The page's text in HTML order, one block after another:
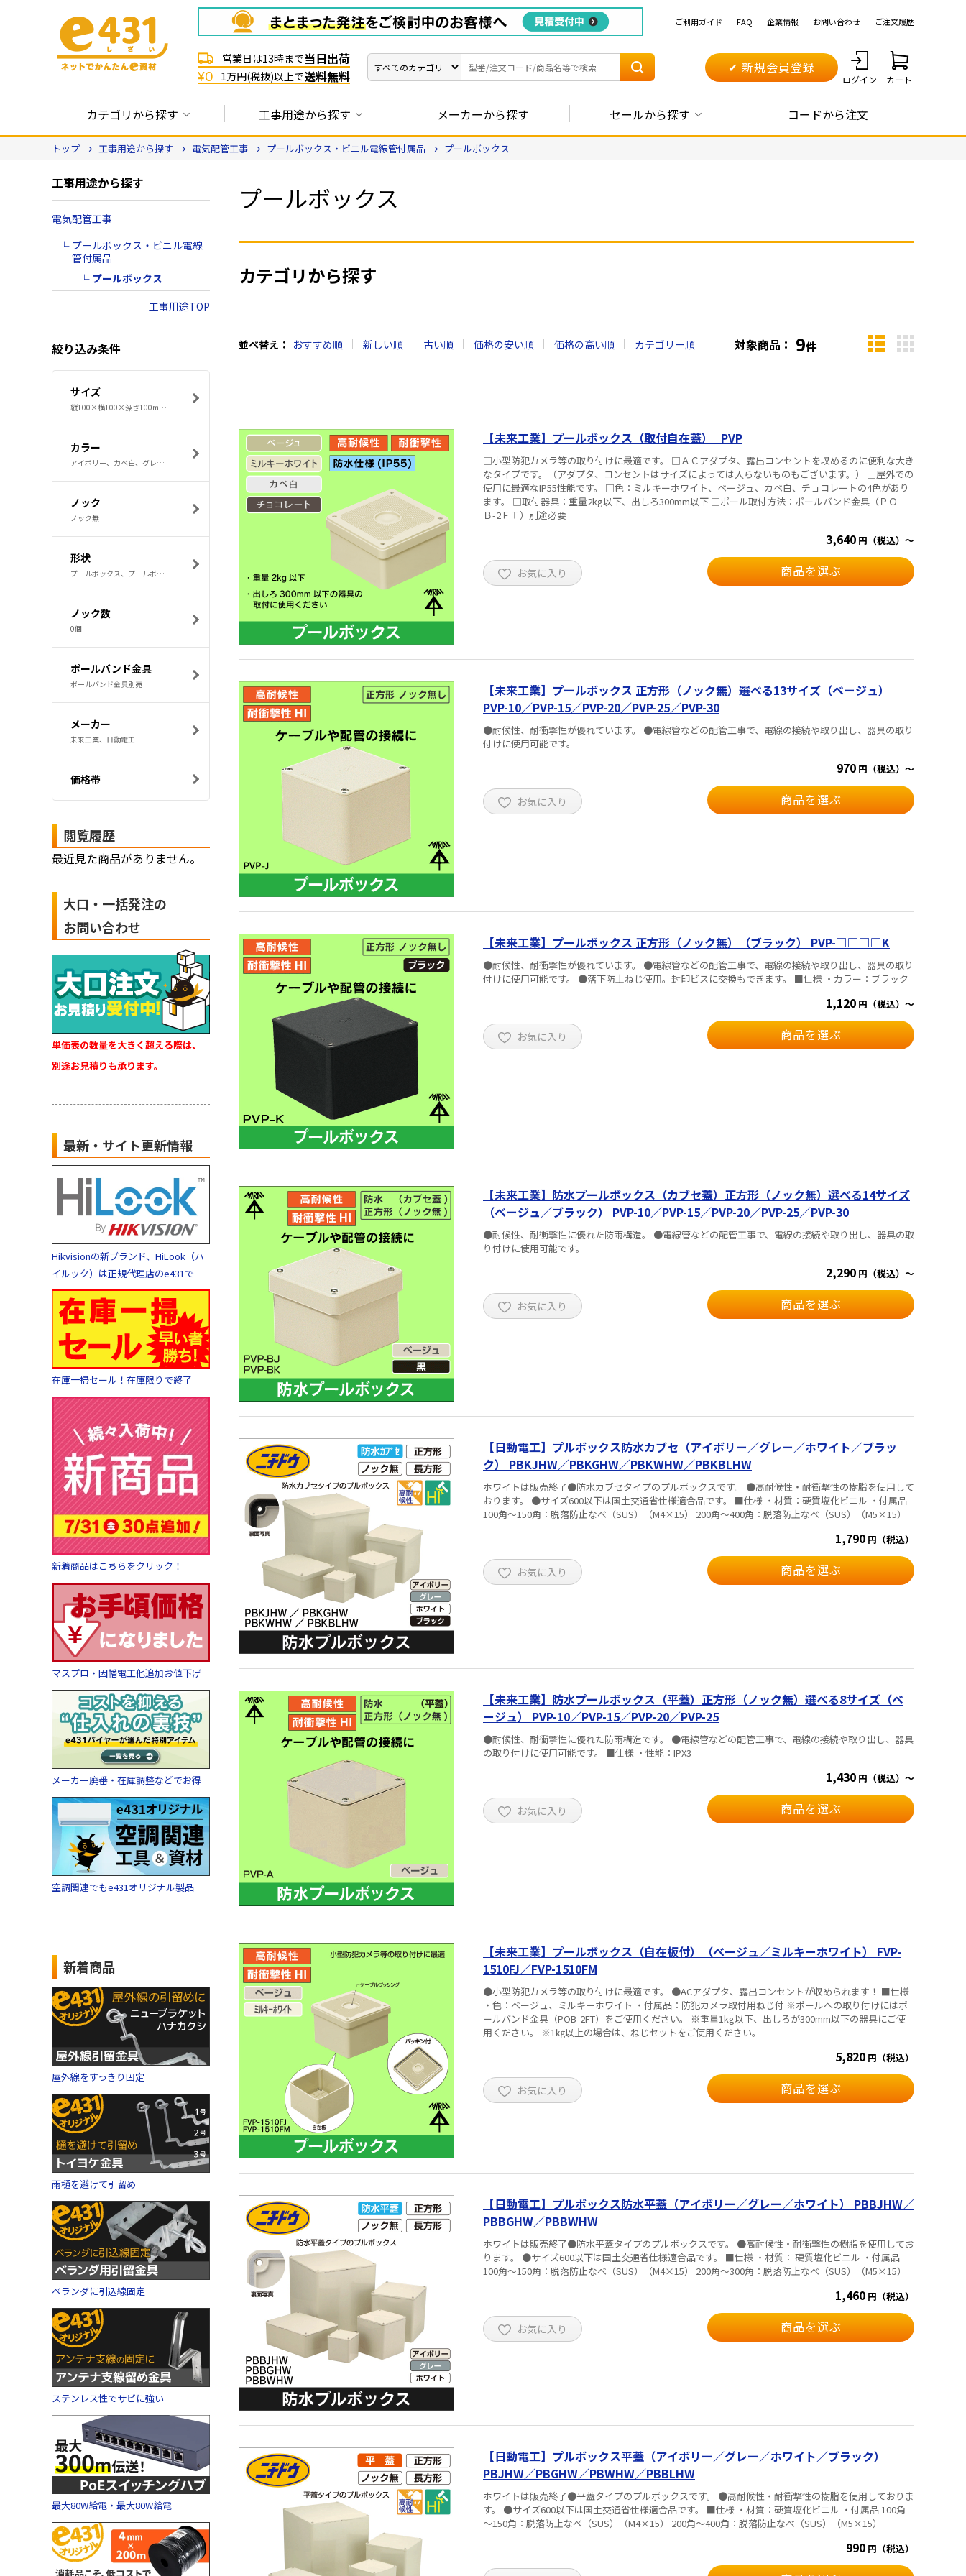
ご利用ガイド FAQ 企業情報 お問い合わせ ご注文履歴
営業日は13時まで当日出荷
¥0 1万円(税抜)以上で送料無料
✔ 新規会員登録
ログイン カート
カテゴリから探す 工事用途から探す メーカーから探す セールから探す コードから注文
トップ 工事用途から探す 電気配管工事 プールボックス・ビニル電線管付属品 プールボックス
工事用途から探す
電気配管工事
プールボックス・ビニル電線
管付属品
プールボックス
工事用途TOP
絞り込み条件
サイズ
縦100×横100×深さ100mm、縦100×横100×深さ75mm、縦120×横120×深さ80mm、縦150×横150×深さ100mm、縦150×横150×深さ150mm
カラー
アイボリー、カベ白、グレー、チョコレート、ブラック
ノック
ノック無
形状
プールボックス、プールボックス （取付自在蓋）、正方形、長方形
ノック数
0個
ポールバンド金具
ポールバンド金具別売
メーカー
未来工業、日動電工
価格帯
閲覧履歴
最近見た商品がありません。
大口・一括発注の
お問い合わせ
単価表の数量を大きく超える際は、
別途お見積りも承ります。
最新・サイト更新情報
Hikvisionの新ブランド、HiLook（ハ
イルック）は正規代理店のe431で
在庫一掃セール！在庫限りで終了
新着商品はこちらをクリック！
マスプロ・因幡電工他追加お値下げ
メーカー廃番・在庫調整などでお得
空調関連でもe431オリジナル製品
新着商品
屋外線をすっきり固定
雨樋を避けて引留め
ベランダに引込線固定
ステンレス性でサビに強い
最大80W給電・最大80W給電
プールボックス
カテゴリから探す
並べ替え： おすすめ順 新しい順 古い順 価格の安い順 価格の高い順 カテゴリー順 対象商品： 9件
【未来工業】プールボックス（取付自在蓋）_PVP
□小型防犯カメラ等の取り付けに最適です。 □ＡＣアダプタ、露出コンセントを収めるのに便利な大き
なタイプです。（アダプタ、コンセントはサイズによっては入らないものもございます。） □屋外での
使用に最適なIP55性能です。 □色：ミルキーホワイト、ベージュ、カベ白、チョコレートの4色があり
ます。 □取付器具：重量2kg以下、出しろ300mm以下 □ポール取付方法：ポールバンド金具（ＰＯ
Ｂ-2ＦＴ）別途必要
3,640 円（税込）～
お気に入り 商品を選ぶ
【未来工業】プールボックス 正方形（ノック無）選べる13サイズ（ベージュ）
PVP-10／PVP-15／PVP-20／PVP-25／PVP-30
●耐候性、耐衝撃性が優れています。 ●電線管などの配管工事で、電線の接続や取り出し、器具の取り
付けに使用可能です。
970 円（税込）～
お気に入り 商品を選ぶ
【未来工業】プールボックス 正方形（ノック無）（ブラック） PVP-□□□□K
●耐候性、耐衝撃性が優れています。 ●電線管などの配管工事で、電線の接続や取り出し、器具の取り
付けに使用可能です。 ●落下防止ねじ使用。封印ビスに交換もできます。 ■仕様 ・カラー：ブラック
1,120 円（税込）～
お気に入り 商品を選ぶ
【未来工業】防水プールボックス（カブセ蓋）正方形（ノック無）選べる14サイズ
（ベージュ／ブラック） PVP-10／PVP-15／PVP-20／PVP-25／PVP-30
●耐候性、耐衝撃性に優れた防雨構造。 ●電線管などの配管工事で、電線の接続や取り出し、器具の取
り付けに使用可能です。
2,290 円（税込）～
お気に入り 商品を選ぶ
【日動電工】プルボックス防水カブセ（アイボリー／グレー／ホワイト／ブラッ
ク） PBKJHW／PBKGHW／PBKWHW／PBKBLHW
ホワイトは販売終了●防水カブセタイプのプルボックスです。 ●高耐候性・耐衝撃性の樹脂を使用して
おります。 ●サイズ600以下は国土交通省仕様適合品です。 ■仕様 ・材質：硬質塩化ビニル ・付属品
100角～150角：脱落防止なべ（SUS）（M4×15） 200角～400角：脱落防止なべ（SUS）（M5×15）
1,790 円（税込）
お気に入り 商品を選ぶ
【未来工業】防水プールボックス（平蓋）正方形（ノック無）選べる8サイズ（ベ
ージュ） PVP-10／PVP-15／PVP-20／PVP-25
●耐候性、耐衝撃性に優れた防雨構造です。 ●電線管などの配管工事で、電線の接続や取り出し、器具
の取り付けに使用可能です。 ■仕様 ・性能：IPX3
1,430 円（税込）～
お気に入り 商品を選ぶ
【未来工業】プールボックス（自在板付）（ベージュ／ミルキーホワイト） FVP-
1510FJ／FVP-1510FM
●小型防犯カメラ等の取り付けに最適です。 ●ACアダプタ、露出コンセントが収められます！ ■仕様
・色：ベージュ、ミルキーホワイト ・付属品：防犯カメラ取付用ねじ付 ※ポールへの取り付けにはポ
ールバンド金具（POB-2FT）をご使用ください。 ※重量1kg以下、出しろが300mm以下の器具にご使
用ください。 ※1㎏以上の場合は、ねじセットをご使用ください。
5,820 円（税込）
お気に入り 商品を選ぶ
【日動電工】プルボックス防水平蓋（アイボリー／グレー／ホワイト） PBBJHW／
PBBGHW／PBBWHW
ホワイトは販売終了●防水平蓋タイプのプルボックスです。 ●高耐候性・耐衝撃性の樹脂を使用してお
ります。 ●サイズ600以下は国土交通省仕様適合品です。 ■仕様 ・材質： 硬質塩化ビニル ・付属品
100角～150角：脱落防止なべ（SUS）（M4×15） 200角～300角：脱落防止なべ（SUS）（M5×15）
1,460 円（税込）
お気に入り 商品を選ぶ
【日動電工】プルボックス平蓋（アイボリー／グレー／ホワイト／ブラック）
PBJHW／PBGHW／PBWHW／PBBLHW
ホワイトは販売終了●平蓋タイプのプルボックスです。 ●高耐候性・耐衝撃性の樹脂を使用しておりま
す。 ●サイズ600以下は国土交通省仕様適合品です。 ■仕様 ・材質：硬質塩化ビニル ・付属品 100角
～150角：脱落防止なべ（SUS）（M4×15） 200角～400角：脱落防止なべ（SUS）（M5×15）
990 円（税込）